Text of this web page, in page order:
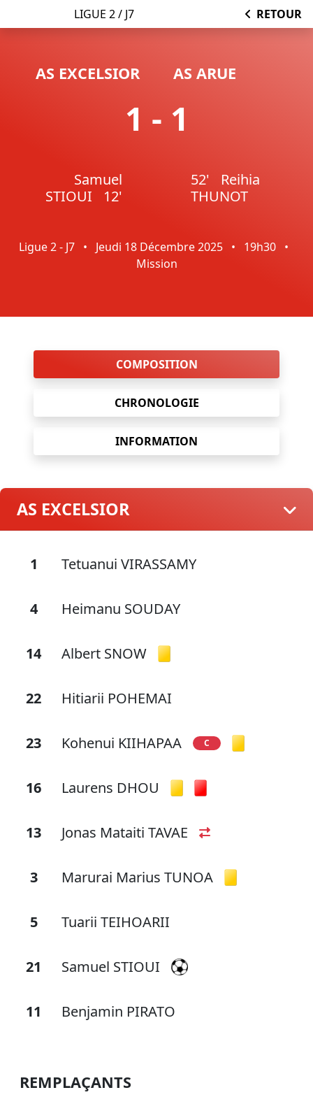
LIGUE 2 / J7 RETOUR
AS EXCELSIOR AS ARUE
1 - 1
Samuel
STIOUI
12'
52'
Reihia
THUNOT
Ligue 2 - J7 • Jeudi 18 Décembre 2025 • 19h30 •
Mission
COMPOSITION
CHRONOLOGIE
INFORMATION
AS EXCELSIOR
1 Tetuanui VIRASSAMY
4 Heimanu SOUDAY
14 Albert SNOW
22 Hitiarii POHEMAI
23 Kohenui KIIHAPAA C
16 Laurens DHOU
13 Jonas Mataiti TAVAE
3 Marurai Marius TUNOA
5 Tuarii TEIHOARII
21 Samuel STIOUI
11 Benjamin PIRATO
REMPLAÇANTS